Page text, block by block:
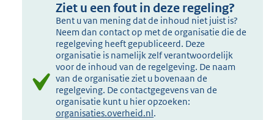
Ziet u een fout in deze regeling?
Bent u van mening dat de inhoud niet juist is?
Neem dan contact op met de organisatie die de
regelgeving heeft gepubliceerd. Deze
organisatie is namelijk zelf verantwoordelijk
voor de inhoud van de regelgeving. De naam
van de organisatie ziet u bovenaan de
regelgeving. De contactgegevens van de
organisatie kunt u hier opzoeken:
organisaties.overheid.nl.